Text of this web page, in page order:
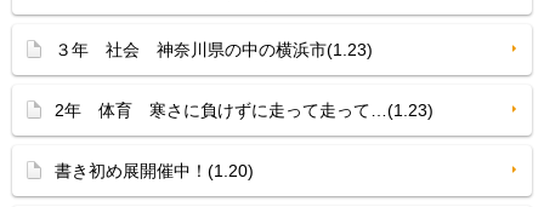
３年 社会 神奈川県の中の横浜市(1.23)
2年 体育 寒さに負けずに走って走って…(1.23)
書き初め展開催中！(1.20)